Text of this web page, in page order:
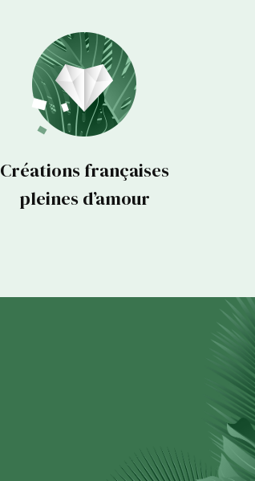
Créations françaises
pleines d’amour